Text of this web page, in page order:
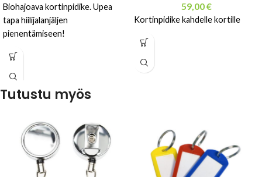
Biohajoava kortinpidike. Upea
tapa hiilijalanjäljen
pienentämiseen!
59,00€
Kortinpidike kahdelle kortille
Tutustu myös